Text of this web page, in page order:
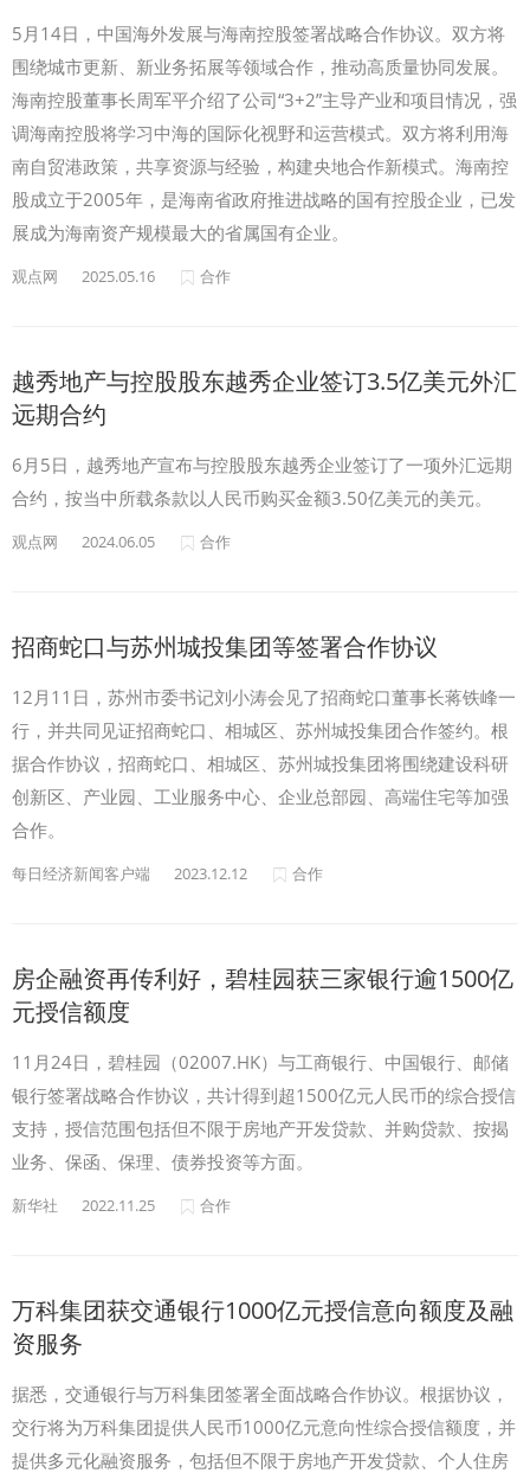
5月14日，中国海外发展与海南控股签署战略合作协议。双方将
围绕城市更新、新业务拓展等领域合作，推动高质量协同发展。
海南控股董事长周军平介绍了公司“3+2”主导产业和项目情况，强
调海南控股将学习中海的国际化视野和运营模式。双方将利用海
南自贸港政策，共享资源与经验，构建央地合作新模式。海南控
股成立于2005年，是海南省政府推进战略的国有控股企业，已发
展成为海南资产规模最大的省属国有企业。
观点网 2025.05.16 合作
越秀地产与控股股东越秀企业签订3.5亿美元外汇
远期合约
6月5日，越秀地产宣布与控股股东越秀企业签订了一项外汇远期
合约，按当中所载条款以人民币购买金额3.50亿美元的美元。
观点网 2024.06.05 合作
招商蛇口与苏州城投集团等签署合作协议
12月11日，苏州市委书记刘小涛会见了招商蛇口董事长蒋铁峰一
行，并共同见证招商蛇口、相城区、苏州城投集团合作签约。根
据合作协议，招商蛇口、相城区、苏州城投集团将围绕建设科研
创新区、产业园、工业服务中心、企业总部园、高端住宅等加强
合作。
每日经济新闻客户端 2023.12.12 合作
房企融资再传利好，碧桂园获三家银行逾1500亿
元授信额度
11月24日，碧桂园（02007.HK）与工商银行、中国银行、邮储
银行签署战略合作协议，共计得到超1500亿元人民币的综合授信
支持，授信范围包括但不限于房地产开发贷款、并购贷款、按揭
业务、保函、保理、债券投资等方面。
新华社 2022.11.25 合作
万科集团获交通银行1000亿元授信意向额度及融
资服务
据悉，交通银行与万科集团签署全面战略合作协议。根据协议，
交行将为万科集团提供人民币1000亿元意向性综合授信额度，并
提供多元化融资服务，包括但不限于房地产开发贷款、个人住房